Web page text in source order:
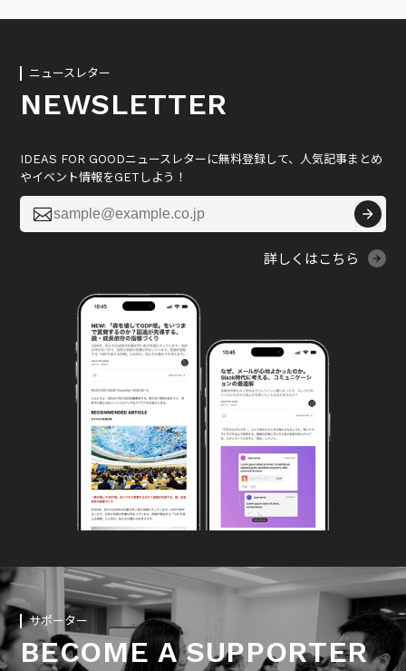
ニュースレター
NEWSLETTER
IDEAS FOR GOODニュースレターに無料登録して、人気記事まとめ
やイベント情報をGETしよう！

詳しくはこちら
サポーター
BECOME A SUPPORTER